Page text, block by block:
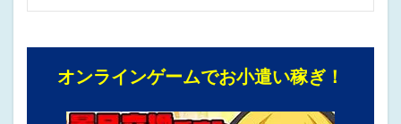
オンラインゲームでお小遣い稼ぎ！